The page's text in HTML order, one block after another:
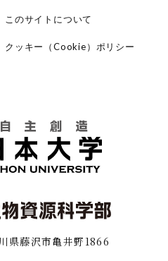
このサイトについて
クッキー（Cookie）ポリシー
県藤沢市亀井野1866